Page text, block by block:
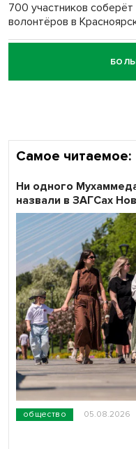
700 участников
волонтёров в
Честный выбор:
объективность
Самое читаемое:
общество 05.08.2026
Ни одного
назвали в ЗАГСах